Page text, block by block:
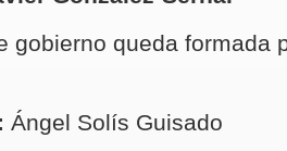
gobierno queda formada
Ángel Solís Guisado